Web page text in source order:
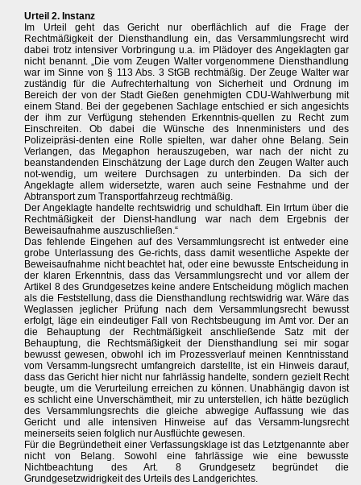
Urteil 2. Instanz
Im Urteil geht das Gericht nur oberflächlich auf die Frage der
Rechtmäßigkeit der Diensthandlung ein, das Versammlungsrecht wird
dabei trotz intensiver Vorbringung u.a. im Plädoyer des Angeklagten gar
nicht benannt. „Die vom Zeugen Walter vorgenommene Diensthandlung
war im Sinne von § 113 Abs. 3 StGB rechtmäßig. Der Zeuge Walter war
zuständig für die Aufrechterhaltung von Sicherheit und Ordnung im
Bereich der von der Stadt Gießen genehmigten CDU-Wahlwerbung mit
einem Stand. Bei der gegebenen Sachlage entschied er sich angesichts
der ihm zur Verfügung stehenden Erkenntnis-quellen zu Recht zum
Einschreiten. Ob dabei die Wünsche des Innenministers und des
Polizeipräsi-denten eine Rolle spielten, war daher ohne Belang. Sein
Verlangen, das Megaphon herauszugeben, war nach der nicht zu
beanstandenden Einschätzung der Lage durch den Zeugen Walter auch
not-wendig, um weitere Durchsagen zu unterbinden. Da sich der
Angeklagte allem widersetzte, waren auch seine Festnahme und der
Abtransport zum Transportfahrzeug rechtmäßig.
Der Angeklagte handelte rechtswidrig und schuldhaft. Ein Irrtum über die
Rechtmäßigkeit der Dienst-handlung war nach dem Ergebnis der
Beweisaufnahme auszuschließen.“
Das fehlende Eingehen auf des Versammlungsrecht ist entweder eine
grobe Unterlassung des Ge-richts, dass damit wesentliche Aspekte der
Beweisaufnahme nicht beachtet hat, oder eine bewusste Entscheidung in
der klaren Erkenntnis, dass das Versammlungsrecht und vor allem der
Artikel 8 des Grundgesetzes keine andere Entscheidung möglich machen
als die Feststellung, dass die Diensthandlung rechtswidrig war. Wäre das
Weglassen jeglicher Prüfung nach dem Versammlungsrecht bewusst
erfolgt, läge ein eindeutiger Fall von Rechtsbeugung im Amt vor. Der an
die Behauptung der Rechtmäßigkeit anschließende Satz mit der
Behauptung, die Rechtsmäßigkeit der Diensthandlung sei mir sogar
bewusst gewesen, obwohl ich im Prozessverlauf meinen Kenntnisstand
vom Versamm-lungsrecht umfangreich darstellte, ist ein Hinweis darauf,
dass das Gericht hier nicht nur fahrlässig handelte, sondern gezielt Recht
beugte, um die Verurteilung erreichen zu können. Unabhängig davon ist
es schlicht eine Unverschämtheit, mir zu unterstellen, ich hätte bezüglich
des Versammlungsrechts die gleiche abwegige Auffassung wie das
Gericht und alle intensiven Hinweise auf das Versamm-lungsrecht
meinerseits seien folglich nur Ausflüchte gewesen.
Für die Begründetheit einer Verfassungsklage ist das Letztgenannte aber
nicht von Belang. Sowohl eine fahrlässige wie eine bewusste
Nichtbeachtung des Art. 8 Grundgesetz begründet die
Grundgesetzwidrigkeit des Urteils des Landgerichtes.